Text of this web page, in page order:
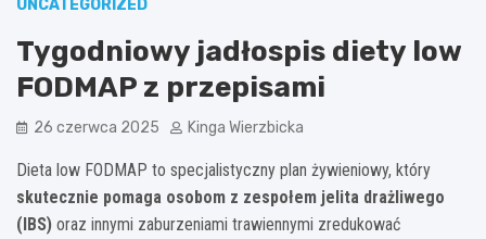
UNCATEGORIZED
Tygodniowy jadłospis diety low
FODMAP z przepisami
26 czerwca 2025 Kinga Wierzbicka
Dieta low FODMAP to specjalistyczny plan żywieniowy, który
skutecznie pomaga osobom z zespołem jelita drażliwego
(IBS) oraz innymi zaburzeniami trawiennymi zredukować